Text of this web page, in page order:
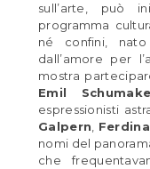
sull’arte, può
programma
né confini,
dall’amore per
mostra
Emil
espressionisti
Galpern,
nomi del
che